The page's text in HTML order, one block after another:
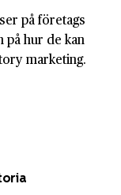
på företags
på hur de kan
marketing.